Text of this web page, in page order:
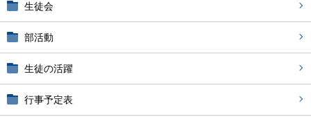
生徒会
部活動
生徒の活躍
行事予定表